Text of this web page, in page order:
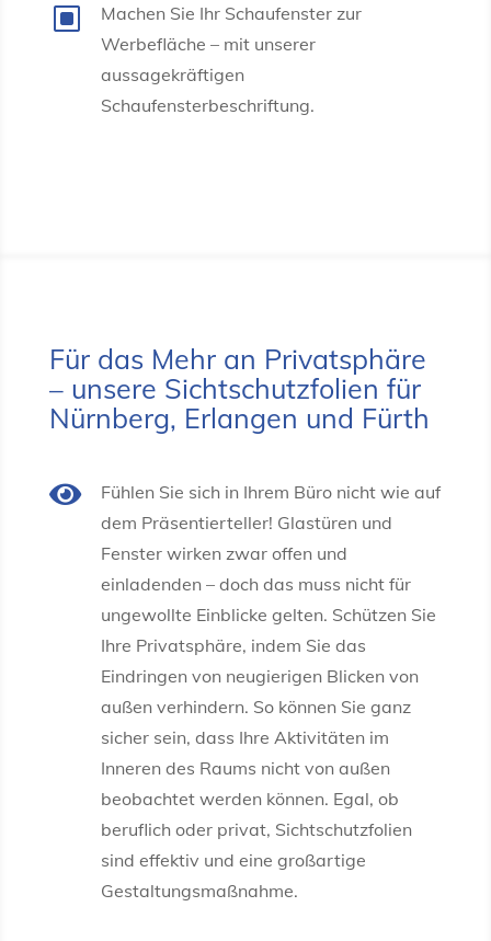
W
Machen Sie Ihr Schaufenster zur
Werbefläche – mit unserer
aussagekräftigen
Schaufensterbeschriftung.
Für das Mehr an Privatsphäre
– unsere Sichtschutzfolien für
Nürnberg, Erlangen und Fürth

Fühlen Sie sich in Ihrem Büro nicht wie auf
dem Präsentierteller! Glastüren und
Fenster wirken zwar offen und
einladenden – doch das muss nicht für
ungewollte Einblicke gelten. Schützen Sie
Ihre Privatsphäre, indem Sie das
Eindringen von neugierigen Blicken von
außen verhindern. So können Sie ganz
sicher sein, dass Ihre Aktivitäten im
Inneren des Raums nicht von außen
beobachtet werden können. Egal, ob
beruflich oder privat, Sichtschutzfolien
sind effektiv und eine großartige
Gestaltungsmaßnahme.